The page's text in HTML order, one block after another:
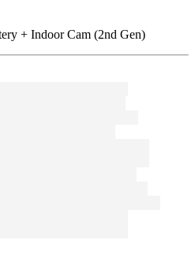
+ Indoor Cam (2nd Gen)